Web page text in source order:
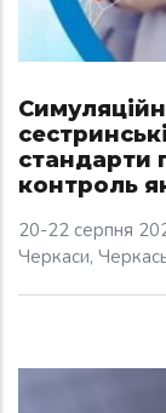
стандарти
контроль
20-22 серпня
Черкаси,